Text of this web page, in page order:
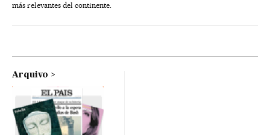
más relevantes del continente.
Arquivo